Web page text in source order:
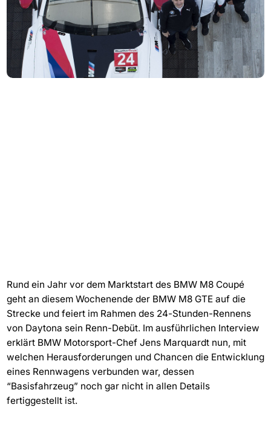
Rund ein Jahr vor dem Marktstart des BMW M8 Coupé
geht an diesem Wochenende der BMW M8 GTE auf die
Strecke und feiert im Rahmen des 24-Stunden-Rennens
von Daytona sein Renn-Debüt. Im ausführlichen Interview
erklärt BMW Motorsport-Chef Jens Marquardt nun, mit
welchen Herausforderungen und Chancen die Entwicklung
eines Rennwagens verbunden war, dessen
“Basisfahrzeug” noch gar nicht in allen Details
fertiggestellt ist.